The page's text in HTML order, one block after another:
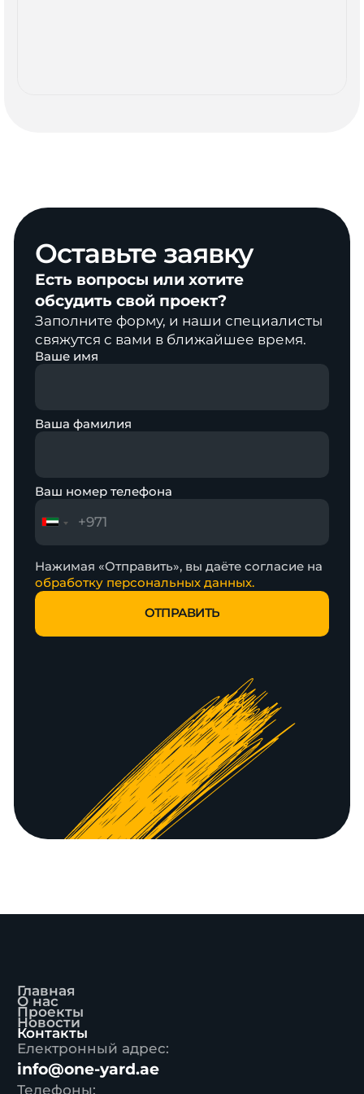
Оставьте заявку
Есть вопросы или хотите
обсудить свой проект?
Заполните форму, и наши специалисты
свяжутся с вами в ближайшее время.
Ваше имя
Ваша фамилия
Ваш номер телефона
ОТПРАВИТЬ
Нажимая «Отправить», вы даёте согласие на
обработку персональных данных.
Главная
О нас
Проекты
Новости
Контакты
Електронный адрес:
info@one-yard.ae
Телефоны: